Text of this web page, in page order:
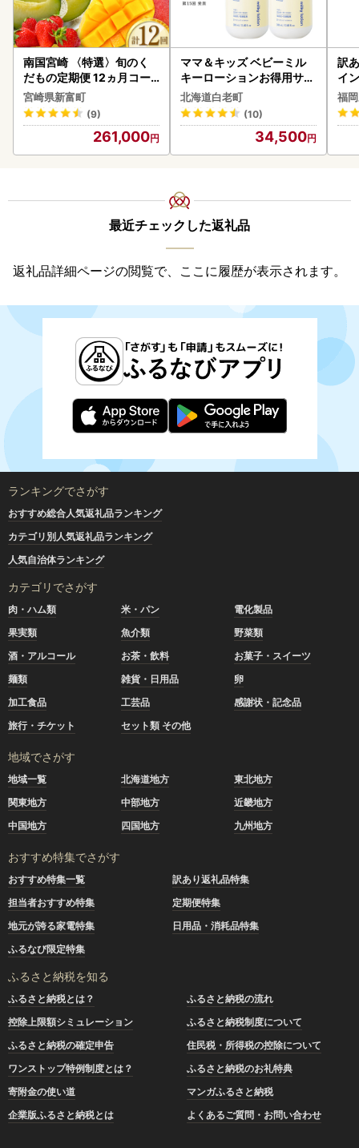
南国宮崎 〈特選〉旬のく
だもの定期便 12ヵ月コー
ス【F84-25】
宮崎県新富町
(9)
261,000
ママ＆キッズ ベビーミル
キーローションお得用サイ
ズ 380ml 2本セット CH21
0
北海道白老町
(10)
34,500
訳
イ
福
最近チェックした返礼品
返礼品詳細ページの閲覧で、ここに履歴が表示されます。
ランキングでさがす
おすすめ総合人気返礼品ランキング
カテゴリ別人気返礼品ランキング
人気自治体ランキング
カテゴリでさがす
肉・ハム類 米・パン
電化製品
果実類
魚介類
野菜類
酒・アルコール
お茶・飲料
お菓子・スイーツ
麺類
雑貨・日用品
卵
加工食品
工芸品
感謝状・記念品
旅行・チケット
セット類 その他
地域でさがす
地域一覧 北海道地方
東北地方
関東地方
中部地方
近畿地方
中国地方
四国地方 九州地方
おすすめ特集でさがす
おすすめ特集一覧
訳あり返礼品特集
担当者おすすめ特集
定期便特集
地元が誇る家電特集
日用品・消耗品特集
ふるなび限定特集
ふるさと納税を知る
ふるさと納税とは？
ふるさと納税の流れ
控除上限額シミュレーション
ふるさと納税制度について
ふるさと納税の確定申告
住民税・所得税の控除について
ワンストップ特例制度とは？
ふるさと納税のお礼特典
寄附金の使い道
マンガふるさと納税
企業版ふるさと納税とは
よくあるご質問・お問い合わせ